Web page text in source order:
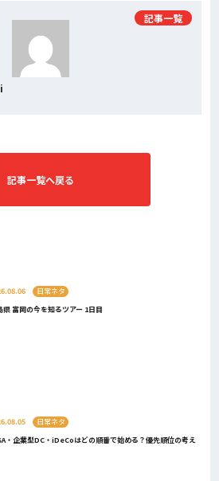
記事一覧
記事一覧へ戻る
日常ネタ
県 富岡の今を知るツアー 1日目
日常ネタ
・企業型DC・iDeCoはどの順番で始める？優先順位の考え